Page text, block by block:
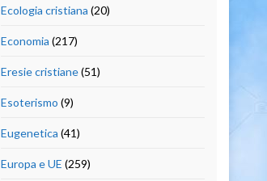
Ecologia cristiana (20)
Economia (217)
Eresie cristiane(51)
Esoterismo (9)
Eugenetica (41)
Europa e UE (259)